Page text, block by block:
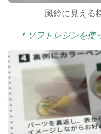
風鈴に見える
＊ソフトレジンを